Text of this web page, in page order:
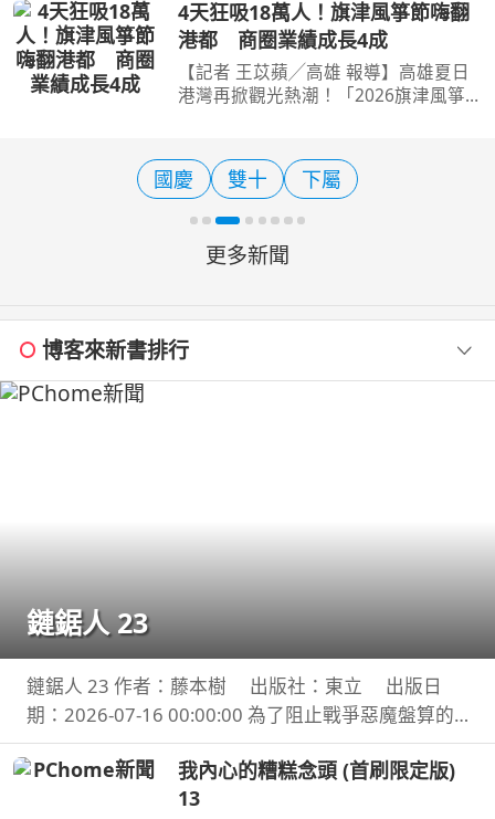
錄抽獎活動，即日起至115年11月30日
止，民眾只要在屏東指定
4天狂吸18萬人！旗津風箏節嗨翻
港都 商圈業績成長4成
【記者 王苡蘋╱高雄 報導】高雄夏日
港灣再掀觀光熱潮！「2026旗津風箏
次湧入旗津海水浴場，不僅巨型風箏、
氣墊水樂園及夜間表演吸睛
國慶 雙十 下屬
更多新聞
博客來新書排行
鏈鋸人 23
鏈鋸人 23 作者：藤本樹 出版社：東立 出版日
期：2026-07-16 00:00:00 為了阻止戰爭惡魔盤算的
恐怖計畫，小死要求淀治出手相助，與此同時想消除
死之惡魔的公安也企圖與淀治接觸。夾在兩個選項之
我內心的糟糕念頭 (首刷限定版)
13